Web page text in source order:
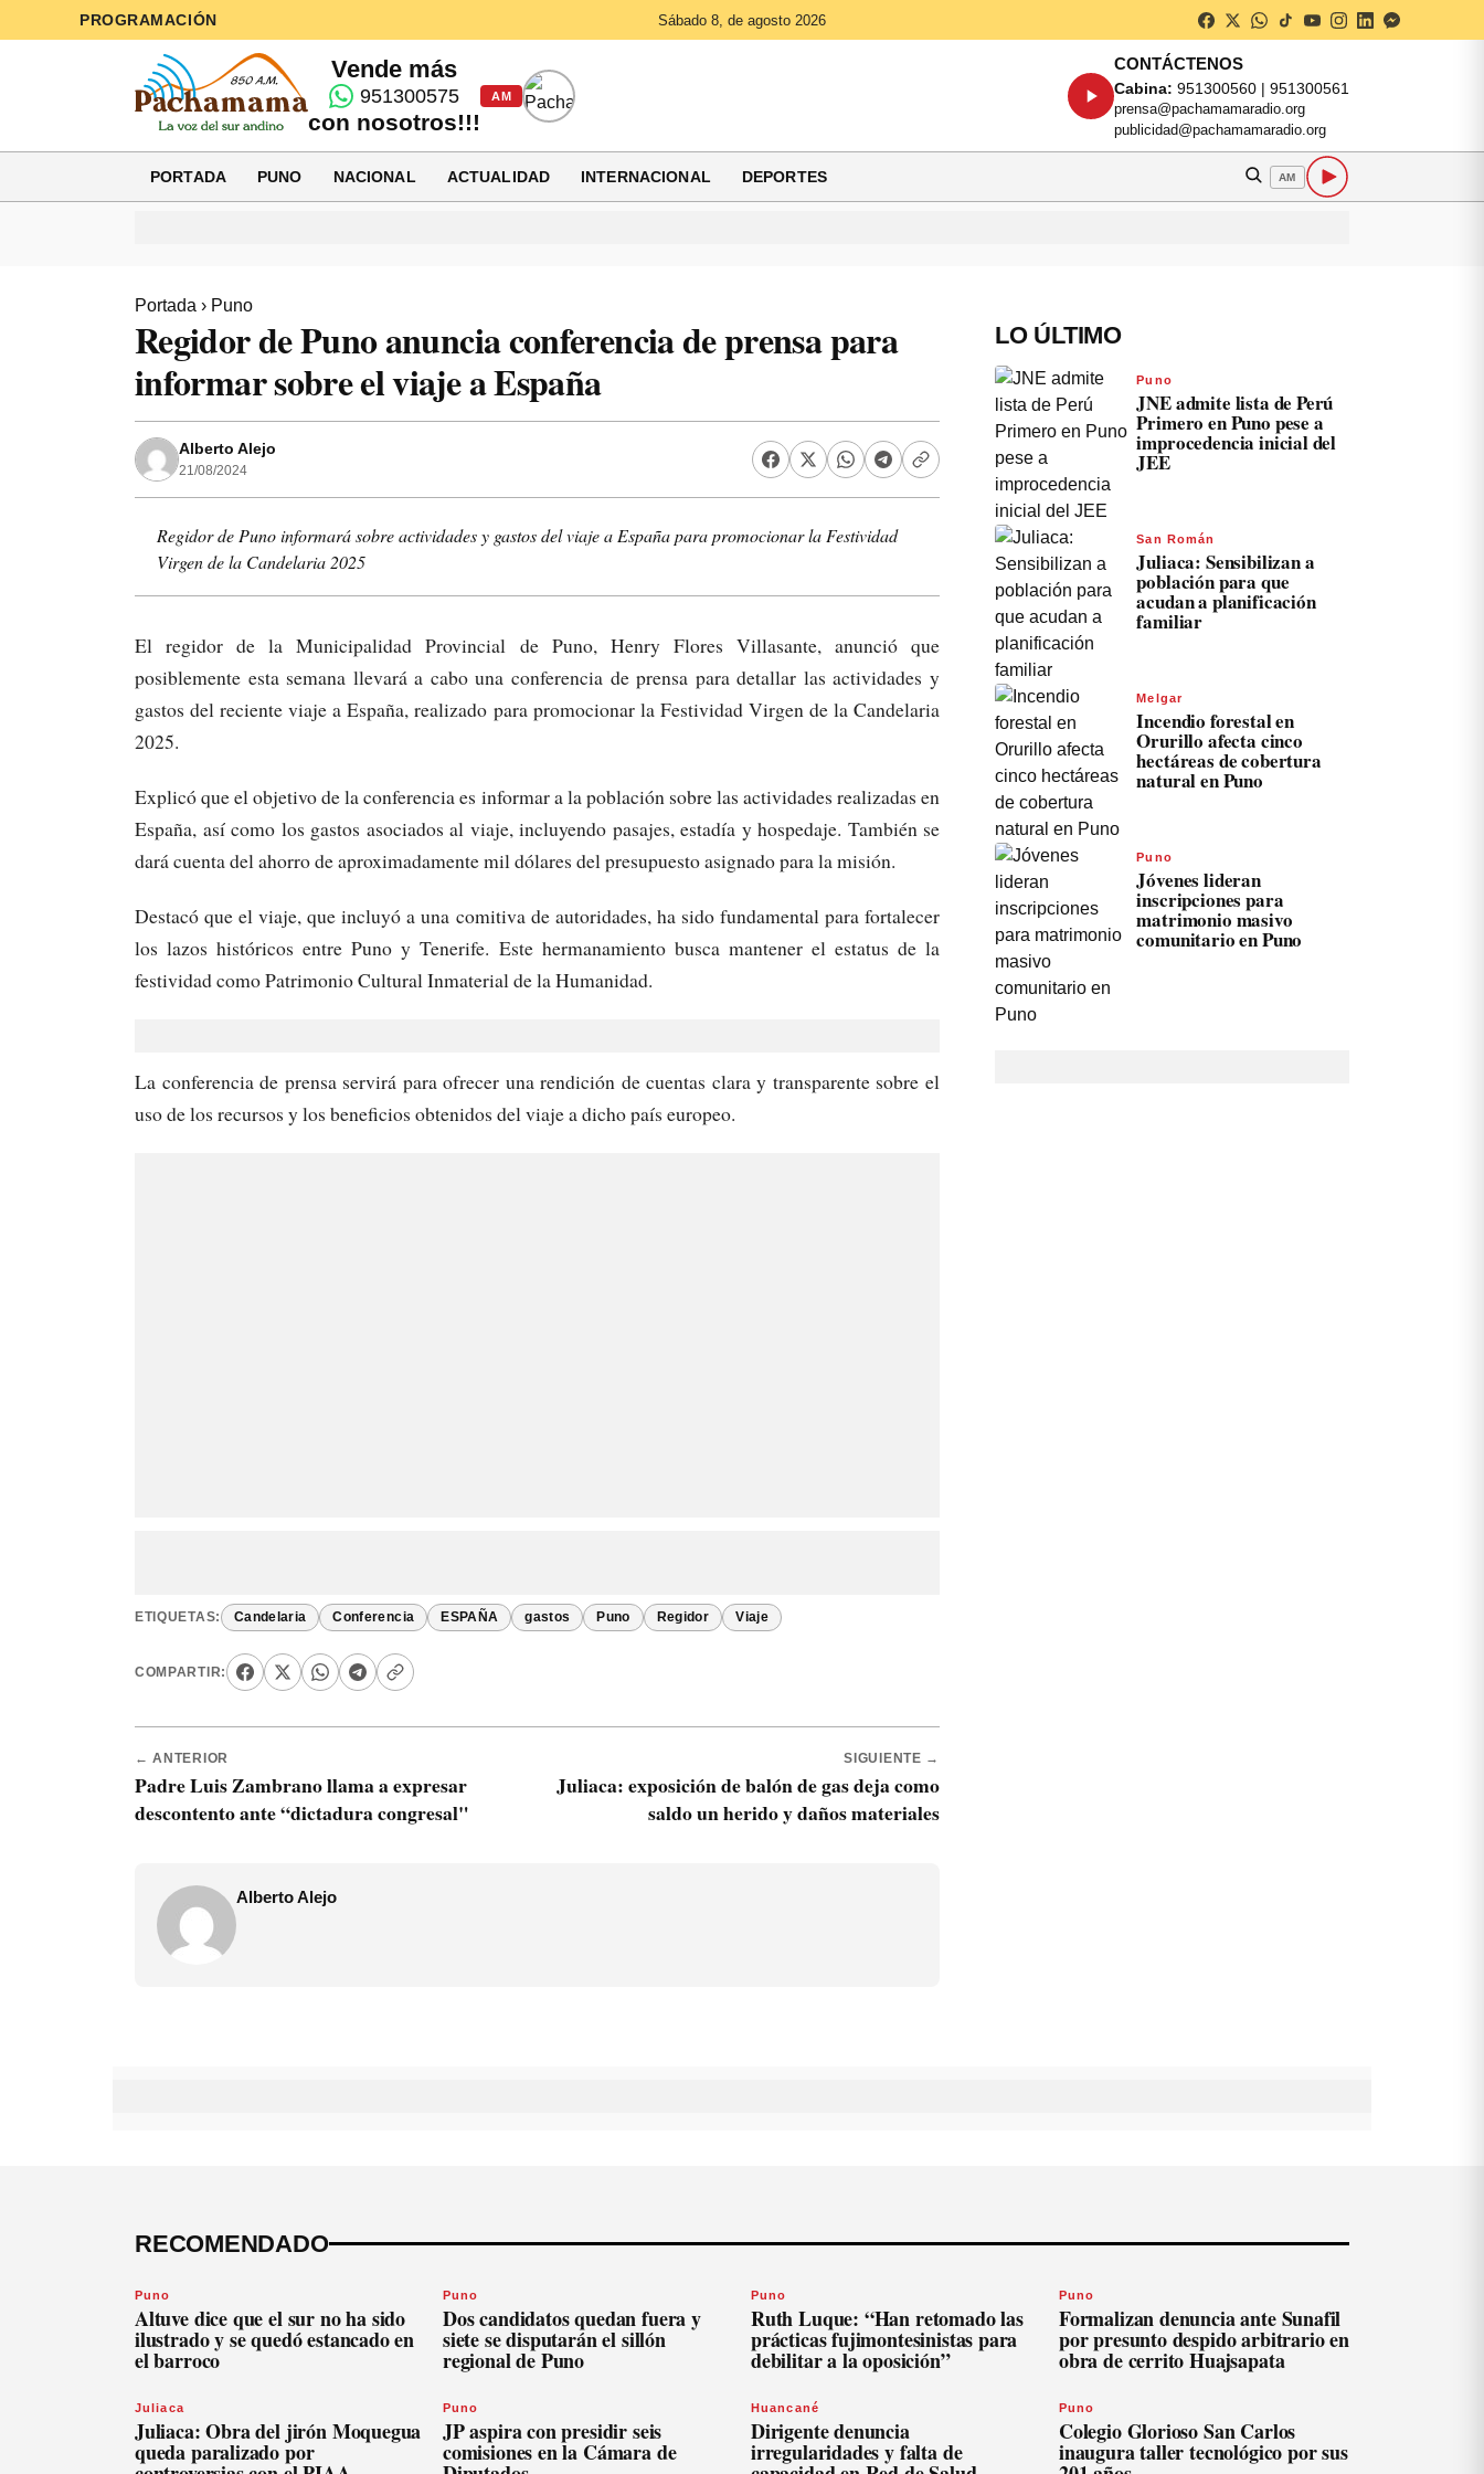
PROGRAMACIÓN Sábado 8, de agosto 2026
Vende más
951300575
con nosotros!!!
AM
CONTÁCTENOS
Cabina: 951300560 | 951300561
prensa@pachamamaradio.org
publicidad@pachamamaradio.org
PORTADA PUNO NACIONAL ACTUALIDAD INTERNACIONAL DEPORTES AM
Portada › Puno
Regidor de Puno anuncia conferencia de prensa para
informar sobre el viaje a España
Alberto Alejo
21/08/2024
Regidor de Puno informará sobre actividades y gastos del viaje a España para promocionar la Festividad
Virgen de la Candelaria 2025
El regidor de la Municipalidad Provincial de Puno, Henry Flores Villasante, anunció que
posiblemente esta semana llevará a cabo una conferencia de prensa para detallar las actividades y
gastos del reciente viaje a España, realizado para promocionar la Festividad Virgen de la Candelaria
2025.
Explicó que el objetivo de la conferencia es informar a la población sobre las actividades realizadas en
España, así como los gastos asociados al viaje, incluyendo pasajes, estadía y hospedaje. También se
dará cuenta del ahorro de aproximadamente mil dólares del presupuesto asignado para la misión.
Destacó que el viaje, que incluyó a una comitiva de autoridades, ha sido fundamental para fortalecer
los lazos históricos entre Puno y Tenerife. Este hermanamiento busca mantener el estatus de la
festividad como Patrimonio Cultural Inmaterial de la Humanidad.
La conferencia de prensa servirá para ofrecer una rendición de cuentas clara y transparente sobre el
uso de los recursos y los beneficios obtenidos del viaje a dicho país europeo.
ETIQUETAS: Candelaria Conferencia ESPAÑA gastos Puno Regidor Viaje
COMPARTIR:
← ANTERIOR
Padre Luis Zambrano llama a expresar
descontento ante “dictadura congresal"
SIGUIENTE →
Juliaca: exposición de balón de gas deja como
saldo un herido y daños materiales
Alberto Alejo
LO ÚLTIMO
Puno
JNE admite lista de Perú
Primero en Puno pese a
improcedencia inicial del
JEE
San Román
Juliaca: Sensibilizan a
población para que
acudan a planificación
familiar
Melgar
Incendio forestal en
Orurillo afecta cinco
hectáreas de cobertura
natural en Puno
Puno
Jóvenes lideran
inscripciones para
matrimonio masivo
comunitario en Puno
RECOMENDADO
Puno
Altuve dice que el sur no ha sido
ilustrado y se quedó estancado en
el barroco
Puno
Dos candidatos quedan fuera y
siete se disputarán el sillón
regional de Puno
Puno
Ruth Luque: “Han retomado las
prácticas fujimontesinistas para
debilitar a la oposición”
Puno
Formalizan denuncia ante Sunafil
por presunto despido arbitrario en
obra de cerrito Huajsapata
Juliaca
Juliaca: Obra del jirón Moquegua
queda paralizado por
Puno
JP aspira con presidir seis
comisiones en la Cámara de
Huancané
Dirigente denuncia
irregularidades y falta de
Puno
Colegio Glorioso San Carlos
inaugura taller tecnológico por sus